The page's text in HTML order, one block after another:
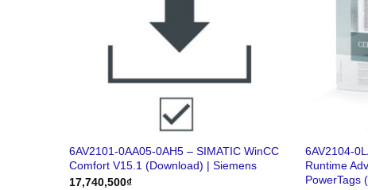
6AV2101-0AA05-0AH5 – SIMATIC WinCC
Comfort V15.1 (Download) | Siemens
17,740,500₫
6AV2104-
Runtime
PowerTags